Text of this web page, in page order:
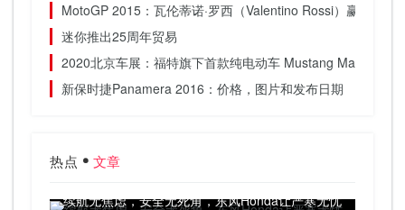
MotoGP 2015：瓦伦蒂诺·罗西（Valentino Rossi）赢得荷兰
迷你推出25周年贸易
2020北京车展：福特旗下首款纯电动车 Mustang Mach-E正
新保时捷Panamera 2016：价格，图片和发布日期
热点 文章
续航无焦虑，安全无死角，东风Honda让严寒无忧